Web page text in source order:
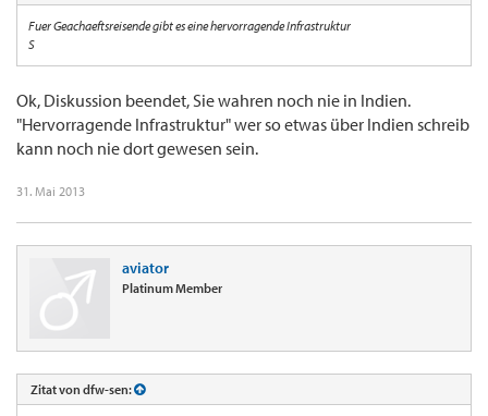
Fuer Geachaeftsreisende gibt es eine hervorragende Infrastruktur
S
Ok, Diskussion beendet, Sie wahren noch nie in Indien.
"Hervorragende Infrastruktur" wer so etwas über Indien schreib
kann noch nie dort gewesen sein.
31. Mai 2013
aviator
Platinum Member
Zitat von dfw-sen: